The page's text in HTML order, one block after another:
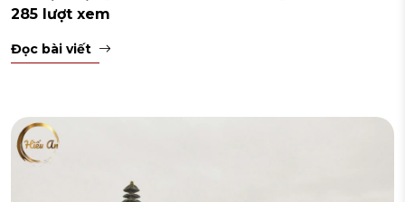
285 lượt xem
Đọc bài viết